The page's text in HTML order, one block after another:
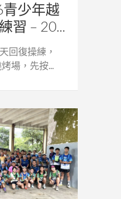
少年越
習 – 20...
回復操練，
場，先按...